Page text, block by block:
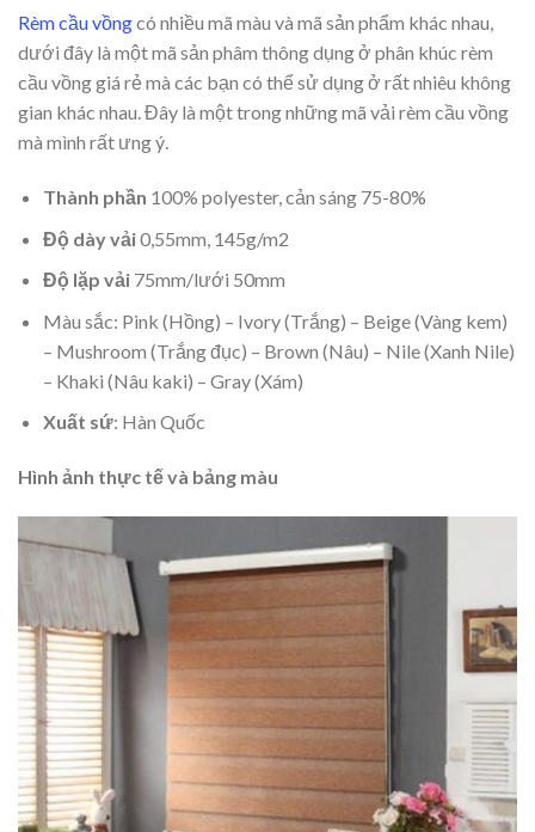
Rèm cầu vồngcó nhiều mã màu và mã sản phẩm khác nhau,
dưới đây là một mã sản phâm thông dụng ở phân khúc rèm
cầu vồng giá rẻ mà các bạn có thể sử dụng ở rất nhiêu không
gian khác nhau. Đây là một trong những mã vải rèm cầu vồng
mà mình rất ưng ý.
Thành phần 100% polyester, cản sáng 75-80%
Độ dày vải0,55mm, 145g/m2
Độ lặp vải75mm/lưới 50mm
Màu sắc: Pink (Hồng) – Ivory (Trắng) – Beige (Vàng kem)
– Mushroom (Trắng đục) – Brown (Nâu) – Nile (Xanh Nile)
– Khaki (Nâu kaki) – Gray (Xám)
Xuất sứ: Hàn Quốc
Hình ảnh thực tế và bảng màu